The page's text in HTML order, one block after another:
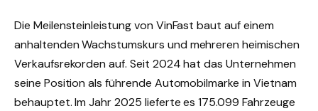
Die Meilensteinleistung von VinFast baut auf einem
anhaltenden Wachstumskurs und mehreren heimischen
Verkaufsrekorden auf. Seit 2024 hat das Unternehmen
seine Position als führende Automobilmarke in Vietnam
behauptet. Im Jahr 2025 lieferte es 175.099 Fahrzeuge